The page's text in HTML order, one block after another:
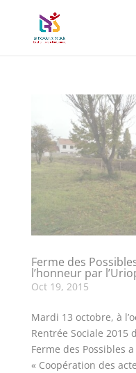
Ferme des
l’honneur par
Oct 19, 2015
Mardi 13 octobre, à
Rentrée Sociale 2015
Ferme des Possibles
« Coopération des